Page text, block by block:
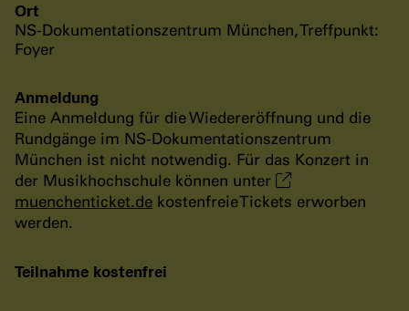
Ort
NS-Dokumentationszentrum München, Treffpunkt:
Foyer
Anmeldung
Eine Anmeldung für die Wiedereröffnung und die
Rundgänge im NS-Dokumentationszentrum
München ist nicht notwendig. Für das Konzert in
der Musikhochschule können unter
muenchenticket.de kostenfreie Tickets erworben
werden.
Teilnahme kostenfrei